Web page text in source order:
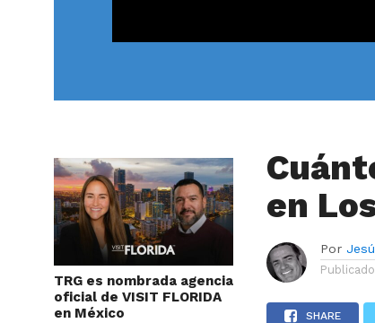
TRG es nombrada agencia
oficial de VISIT FLORIDA
en México
en
Por
SHARE